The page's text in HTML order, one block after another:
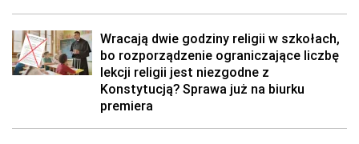
Wracają dwie godziny religii w szkołach,
bo rozporządzenie ograniczające liczbę
lekcji religii jest niezgodne z
Konstytucją? Sprawa już na biurku
premiera